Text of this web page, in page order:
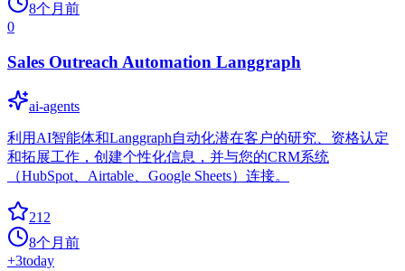
8个月前
0
Sales Outreach Automation Langgraph
ai-agents
利用AI智能体和Langgraph自动化潜在客户的研究、资格认定
和拓展工作，创建个性化信息，并与您的CRM系统
（HubSpot、Airtable、Google Sheets）连接。
212
8个月前
+3today